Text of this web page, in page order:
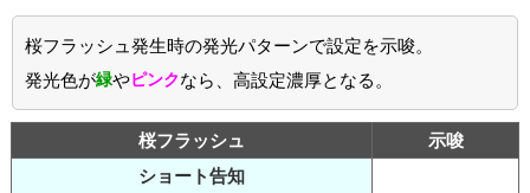
桜フラッシュ発生時の発光パターンで設定を示唆。
発光色が緑やピンクなら、高設定濃厚となる。
桜フラッシュ
示唆
ショート告知